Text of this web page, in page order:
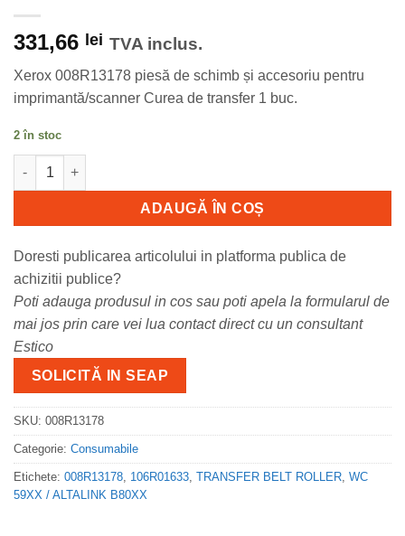
331,66 lei TVA inclus.
Xerox 008R13178 piesă de schimb și accesoriu pentru
imprimantă/scanner Curea de transfer 1 buc.
2 în stoc
Cantitate 008R13178 TRANSFER BELT ROLLER, WC 59XX /
ADAUGĂ ÎN COȘ
Doresti publicarea articolului in platforma publica de
achizitii publice?
Poti adauga produsul in cos sau poti apela la formularul de
mai jos prin care vei lua contact direct cu un consultant
Estico
SOLICITĂ IN SEAP
SKU: 008R13178
Categorie: Consumabile
Etichete: 008R13178, 106R01633, TRANSFER BELT ROLLER, WC
59XX / ALTALINK B80XX